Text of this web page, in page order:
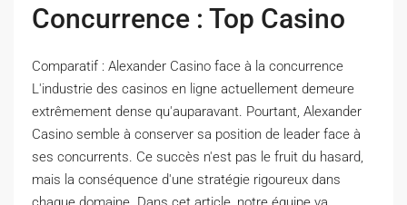
Concurrence : Top Casino
Comparatif : Alexander Casino face à la concurrence
L'industrie des casinos en ligne actuellement demeure
extrêmement dense qu'auparavant. Pourtant, Alexander
Casino semble à conserver sa position de leader face à
ses concurrents. Ce succès n'est pas le fruit du hasard,
mais la conséquence d'une stratégie rigoureux dans